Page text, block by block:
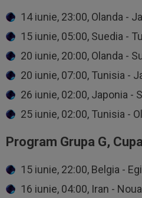
14 iunie, 23:00, Olanda -
15 iunie, 05:00, Suedia -
20 iunie, 20:00, Olanda -
20 iunie, 07:00, Tunisia -
26 iunie, 02:00, Japonia -
25 iunie, 02:00, Tunisia -
Program Grupa G,
15 iunie, 22:00, Belgia -
16 iunie, 04:00, Iran -